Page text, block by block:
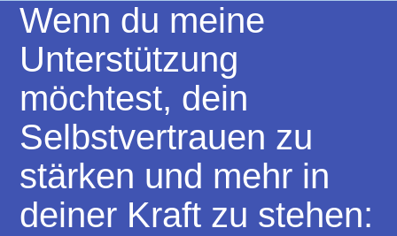
Wenn du meine
Unterstützung
möchtest, dein
Selbstvertrauen zu
stärken und mehr in
deiner Kraft zu stehen: